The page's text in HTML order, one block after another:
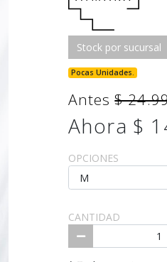
Stock por sucursal
Pocas Unidades.
Antes$
Ahora $
OPCIONES
CANTIDAD